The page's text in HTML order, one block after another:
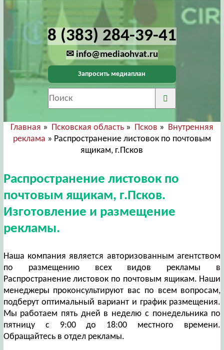
8 (383) 284-39-41
✉ info@mediaohvat.ru
Запросить медиаплан
Главная » Псковская область» Псков » Внутренняя
реклама » Распространение листовок по почтовым
ящикам, г.Псков
Распространение листовок по
почтовым ящикам, г.Псков.
Изготовление и размещение
рекламы.
Наша компания является авторизованным агентством
по размещению всех видов рекламы в
Распространение листовок по почтовым ящикам. Наши
менеджеры проконсультируют вас по всем вопросам,
подберут оптимальный вариант и график размещения.
Мы работаем пять дней в неделю с понедельника по
пятницу с 9:00 до 18:00 местного времени.
Обращайтесь в отдел рекламы.